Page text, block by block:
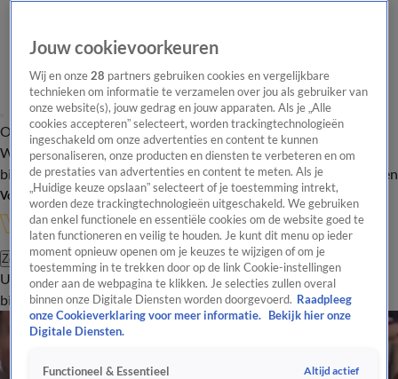
Overzicht Onze programma's Uitzendingen Onze gezichten
In de
WandelgangenInterviewsUitzending
bijwonenPodcastShopVeelgestelde vragenKijkersvraag insturen
Volg Vandaag Inside
Zoeken
UitzendingenVandaag InsideDe OranjezomerShopUitzending
bijwonen
Jouw cookievoorkeuren
Wij en onze28 partners gebruiken cookies en vergelijkbare
technieken om informatie te verzamelen over jou als gebruiker van
onze website(s), jouw gedrag en jouw apparaten. Als je „Alle
cookies accepteren” selecteert, worden trackingtechnologieën
ingeschakeld om onze advertenties en content te kunnen
personaliseren, onze producten en diensten te verbeteren en om
de prestaties van advertenties en content te meten. Als je
„Huidige keuze opslaan” selecteert of je toestemming intrekt,
worden deze trackingtechnologieën uitgeschakeld. We gebruiken
dan enkel functionele en essentiële cookies om de website goed te
laten functioneren en veilig te houden. Je kunt dit menu op ieder
moment opnieuw openen om je keuzes te wijzigen of om je
toestemming in te trekken door op de link Cookie-instellingen
onder aan de webpagina te klikken. Je selecties zullen overal
binnen onze Digitale Diensten worden doorgevoerd. Raadpleeg
onze Cookieverklaring voor meer informatie.
Bekijk hier onze
Digitale Diensten.
Functioneel & Essentieel Altijd actief